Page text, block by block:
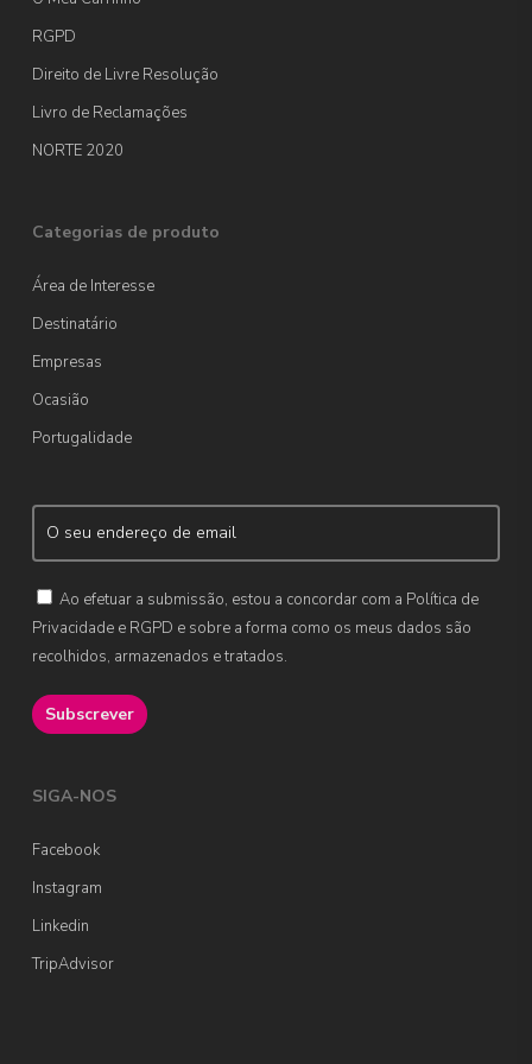
RGPD
Direito de Livre Resolução
Livro de Reclamações
NORTE 2020
Categorias de produto
Área de Interesse
Destinatário
Empresas
Ocasião
Portugalidade
Ao efetuar a submissão, estou a concordar com a Política de
Privacidade e RGPD e sobre a forma como os meus dados são
recolhidos, armazenados e tratados.
SIGA-NOS
Facebook
Instagram
Linkedin
TripAdvisor